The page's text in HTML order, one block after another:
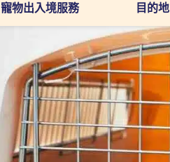
寵物出入境服務 目的地